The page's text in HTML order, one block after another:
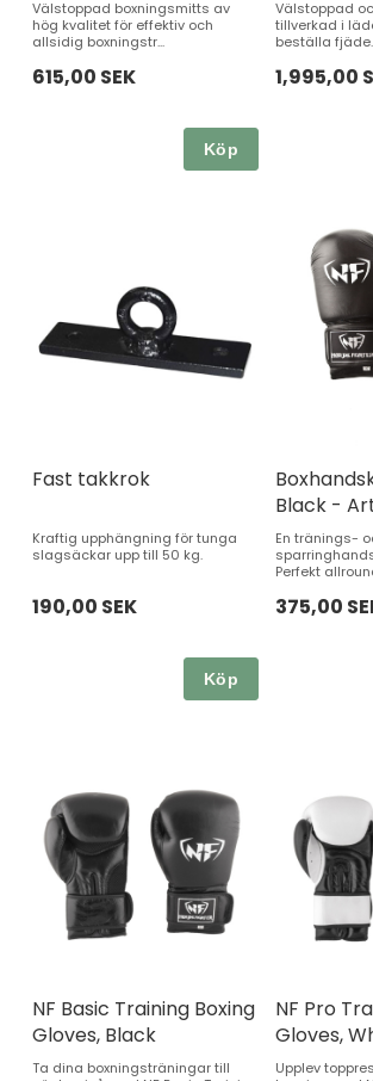
Välstoppad boxningsmitts av
hög kvalitet för effektiv och
allsidig boxningstr...
615,00 SEK
Köp
Välstoppad
tillverkad i
beställa
1,995,00
Fast takkrok
Kraftig upphängning för tunga
slagsäckar upp till 50 kg.
190,00 SEK
Köp
Black -
En tränings-
Perfekt
375,00
NF Basic Training Boxing
Gloves, Black
Ta dina boxningsträningar till
NF Pro
Gloves,
Upplev